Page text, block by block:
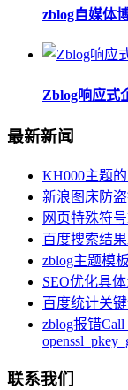
zblog自媒体
Zblog响应式
最新新闻
KH000主题
新浪图床防
网页特殊符
百度搜索结
zblog主题模
SEO优化具
百度统计关
zblog报错Call
联系我们